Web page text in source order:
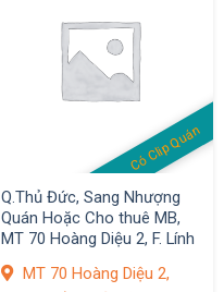
Có Clip Quán
Q.Thủ Đức, Sang Nhượng
Quán Hoặc Cho thuê MB,
MT 70 Hoàng Diệu 2, F. Lính
MT 70 Hoàng Diệu 2,